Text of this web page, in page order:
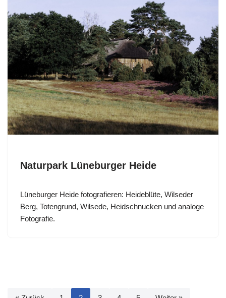
Naturpark Lüneburger Heide
Lüneburger Heide fotografieren: Heideblüte, Wilseder
Berg, Totengrund, Wilsede, Heidschnucken und analoge
Fotografie.